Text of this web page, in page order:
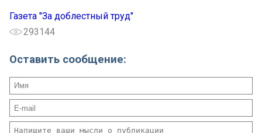
Газета "За доблестный труд"
293144
Оставить сообщение: